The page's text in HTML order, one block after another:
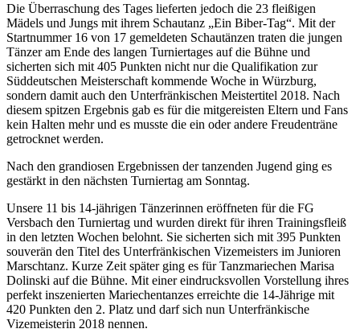
Die Überraschung des Tages lieferten jedoch die 23 fleißigen
Mädels und Jungs mit ihrem Schautanz „Ein Biber-Tag“. Mit der
Startnummer 16 von 17 gemeldeten Schautänzen traten die jungen
Tänzer am Ende des langen Turniertages auf die Bühne und
sicherten sich mit 405 Punkten nicht nur die Qualifikation zur
Süddeutschen Meisterschaft kommende Woche in Würzburg,
sondern damit auch den Unterfränkischen Meistertitel 2018. Nach
diesem spitzen Ergebnis gab es für die mitgereisten Eltern und Fans
kein Halten mehr und es musste die ein oder andere Freudenträne
getrocknet werden.
Nach den grandiosen Ergebnissen der tanzenden Jugend ging es
gestärkt in den nächsten Turniertag am Sonntag.
Unsere 11 bis 14-jährigen Tänzerinnen eröffneten für die FG
Versbach den Turniertag und wurden direkt für ihren Trainingsfleiß
in den letzten Wochen belohnt. Sie sicherten sich mit 395 Punkten
souverän den Titel des Unterfränkischen Vizemeisters im Junioren
Marschtanz. Kurze Zeit später ging es für Tanzmariechen Marisa
Dolinski auf die Bühne. Mit einer eindrucksvollen Vorstellung ihres
perfekt inszenierten Mariechentanzes erreichte die 14-Jährige mit
420 Punkten den 2. Platz und darf sich nun Unterfränkische
Vizemeisterin 2018 nennen.